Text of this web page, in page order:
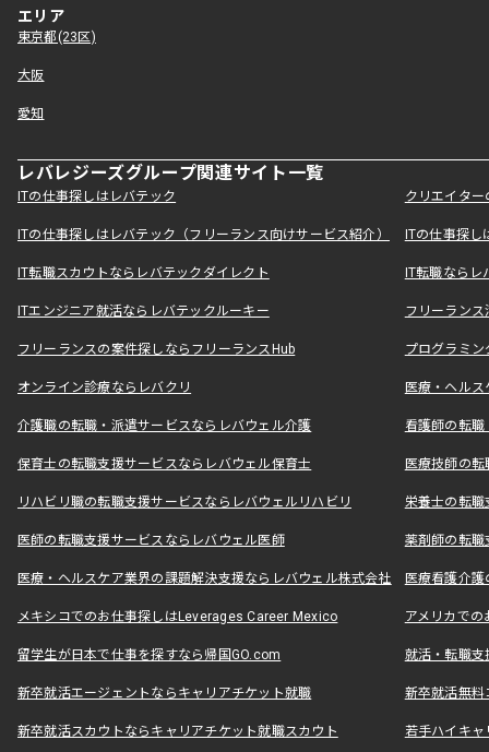
エリア
東京都(23区)
大阪
愛知
レバレジーズグループ関連サイト一覧
ITの仕事探しはレバテック クリエイタ
ITの仕事探しはレバテック（フリーランス向けサービス紹介） ITの仕事探
IT転職スカウトならレバテックダイレクト IT転職なら
ITエンジニア就活ならレバテックルーキー フリーラン
フリーランスの案件探しならフリーランスHub プログラミ
オンライン診療ならレバクリ 医療・ヘル
介護職の転職・派遣サービスならレバウェル介護 看護師の転
保育士の転職支援サービスならレバウェル保育士 医療技師の
リハビリ職の転職支援サービスならレバウェルリハビリ 栄養士の転
医師の転職支援サービスならレバウェル医師 薬剤師の転
医療・ヘルスケア業界の課題解決支援ならレバウェル株式会社 医療看護介
メキシコでのお仕事探しはLeverages Career Mexico アメリカで
留学生が日本で仕事を探すなら帰国GO.com 就活・転職
新卒就活エージェントならキャリアチケット就職 新卒就活無料
新卒就活スカウトならキャリアチケット就職スカウト 若手ハイキ